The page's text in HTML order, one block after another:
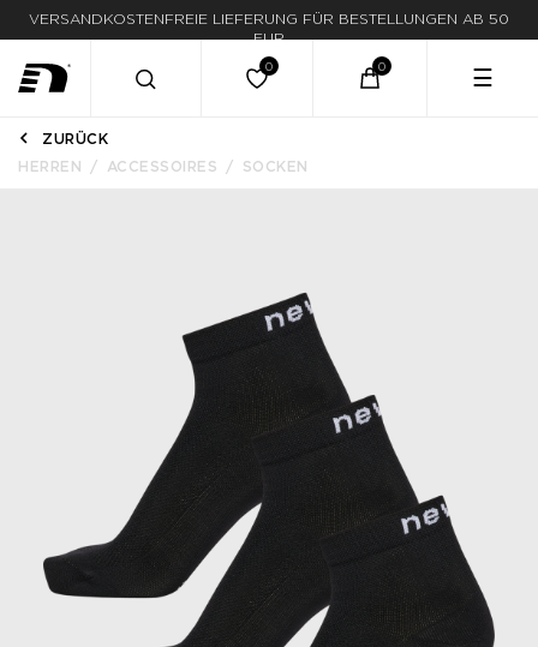
VERSANDKOSTENFREIE LIEFERUNG FÜR BESTELLUNGEN AB 50
EUR
☰
ZURÜCK
HERREN
ACCESSOIRES SOCKEN